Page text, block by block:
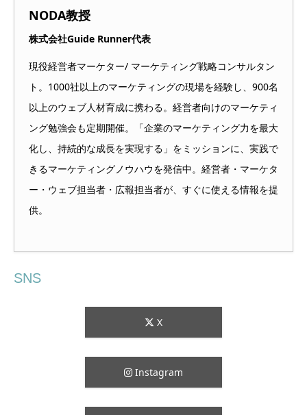
NODA教授
株式会社Guide Runner代表
現役経営者マーケター/ マーケティング戦略コンサルタン
ト。1000社以上のマーケティングの現場を経験し、900名
以上のウェブ人材育成に携わる。経営者向けのマーケティ
ング勉強会も定期開催。「企業のマーケティング力を最大
化し、持続的な成長を実現する」をミッションに、実践で
きるマーケティングノウハウを発信中。経営者・マーケタ
ー・ウェブ担当者・広報担当者が、すぐに使える情報を提
供。
SNS
X
Instagram